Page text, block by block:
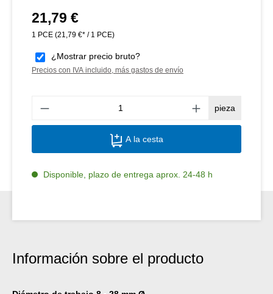
Precio normal:
21,79 €
1 PCE (21,79 €* / 1 PCE)
¿Mostrar precio bruto?
Precios con IVA incluido, más gastos de envío
pieza
A la cesta
Disponible, plazo de entrega aprox. 24-48 h
Información sobre el producto